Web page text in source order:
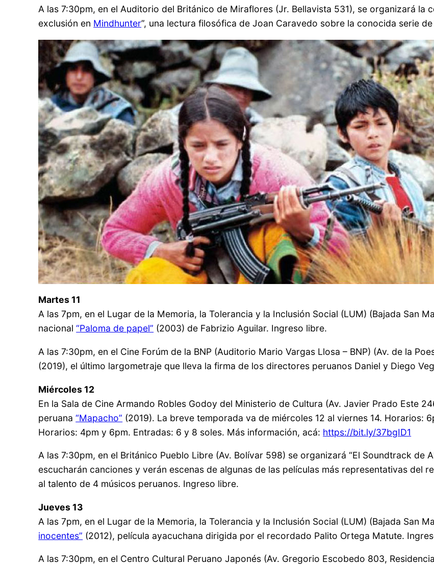
A las 7:30pm, en el Auditorio del Británico de Miraflores (Jr. Bellavista 531), se organizará la
exclusión en Mindhunter”, una lectura filosófica de Joan Caravedo sobre la conocida serie
Martes 11
A las 7pm, en el Lugar de la Memoria, la Tolerancia y la Inclusión Social (LUM) (Bajada San
nacional“Paloma de papel” (2003) de Fabrizio Aguilar. Ingreso libre.
A las 7:30pm, en el Cine Forúm de la BNP (Auditorio Mario Vargas Llosa – BNP) (Av. de la
(2019), el último largometraje que lleva la firma de los directores peruanos Daniel y Diego
Miércoles 12
En la Sala de Cine Armando Robles Godoy del Ministerio de Cultura (Av. Javier Prado Este
peruana“Mapacho” (2019). La breve temporada va de miércoles 12 al viernes 14. Horarios:
Horarios: 4pm y 6pm. Entradas: 6 y 8 soles. Más información, acá: https://bit.ly/37bgID1
A las 7:30pm, en el Británico Pueblo Libre (Av. Bolívar 598) se organizará “El Soundtrack de
escucharán canciones y verán escenas de algunas de las películas más representativas del
al talento de 4 músicos peruanos. Ingreso libre.
Jueves 13
A las 7pm, en el Lugar de la Memoria, la Tolerancia y la Inclusión Social (LUM) (Bajada San
inocentes” (2012), película ayacuchana dirigida por el recordado Palito Ortega Matute.
A las 7:30pm, en el Centro Cultural Peruano Japonés (Av. Gregorio Escobedo 803,